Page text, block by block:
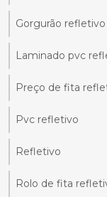
Gorgurão refletivo
Laminado pvc
Preço de fita
Pvc refletivo
Refletivo
Rolo de fita